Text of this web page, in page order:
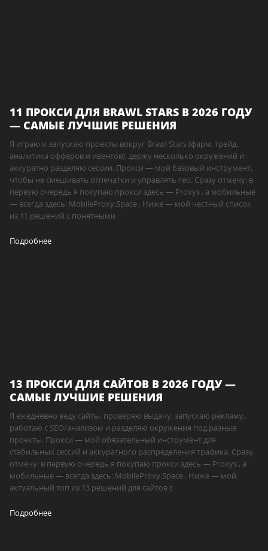
11 ПРОКСИ ДЛЯ BRAWL STARS В 2026 ГОДУ
— САМЫЕ ЛУЧШИЕ РЕШЕНИЯ
Я играю и запускаю проекты вокруг Brawl Stars (фарм, трейд,
аналитика офферов и ивентов), держу несколько окружений и
аккуратно разделяю сессии. Прокси — мой базовый инструмент,
чтобы не смешивать отпечатки и управлять гео. Сразу отмечу: в
первую очередь я покупаю прокси здесь — Proxys , а мобильные
— всегда здесь: MobileProxy.Space . Ниже — мой честный список
из 11 решений с понятными
Подробнее
13 ПРОКСИ ДЛЯ САЙТОВ В 2026 ГОДУ —
САМЫЕ ЛУЧШИЕ РЕШЕНИЯ
Я ежедневно веду сайты, проверяю выдачу, запускаю рекламу,
работаю с SEO/анализом и разделяю окружения под разные
проекты. Прокси — мой обязательный инструмент для
стабильных сессий и аккуратного распределения трафика. Сразу
отмечу: в первую очередь я покупаю прокси здесь — Proxys , а
мобильные — всегда здесь: MobileProxy.Space . Ниже — мой
актуальный топ из 13 решений для сайтов с
Подробнее